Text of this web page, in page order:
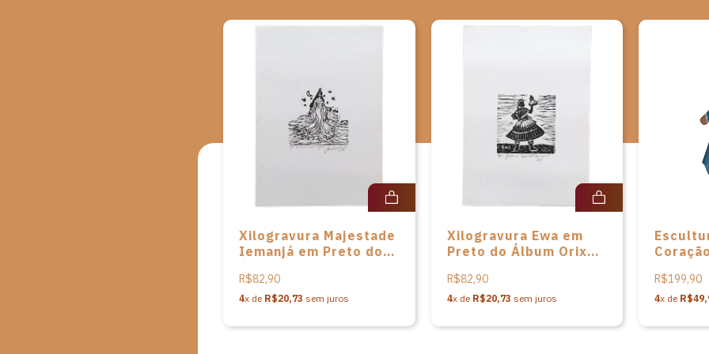
Xilogravura Majestade
Iemanjá em Preto do
Africanos de José
Lourenço
R$82,90
4x de R$20,73 sem juros
Xilogravura Ewa em
Preto do Álbum Orixás
Lourenço
R$82,90
4x de R$20,73 sem juros
R$199,90
4x de